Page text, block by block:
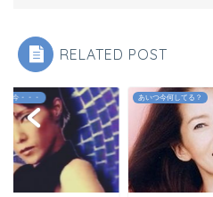
RELATED POST
今何してる？ 宮崎にまつわるネタ・人